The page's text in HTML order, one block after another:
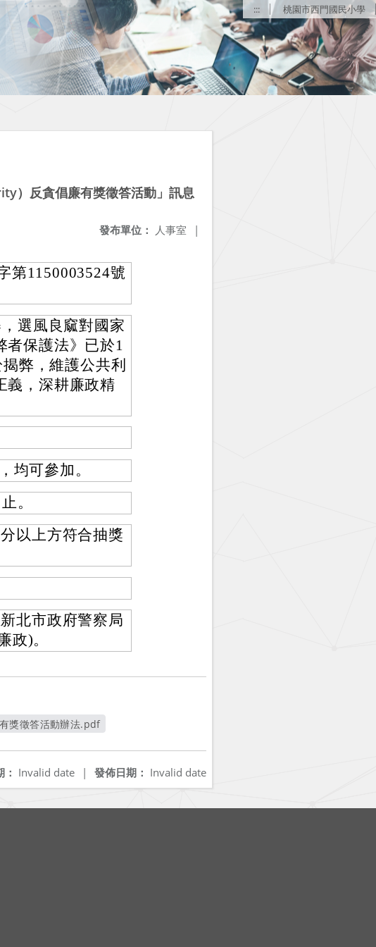
::: 桃園市西門國民小學
）反貪倡廉有獎徵答活動」訊息
發布單位： 人事室 |
第1150003524號
選風良窳對國家
保護法》已於1
弊，維護公共利
義，深耕廉政精
均可參加。
。
以上方符合抽獎
北市政府警察局
政)。
獎徵答活動辦法.pdf
發佈日期： Invalid date
Invalid date |